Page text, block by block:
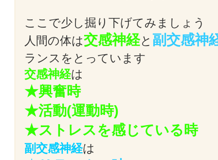
ここで少し掘り下げてみましょう
人間の体は交感神経と 副交感神
ランスをとっています
交感神経は
★興奮時
★活動(運動時)
★ストレスを感じている時
副交感神経は